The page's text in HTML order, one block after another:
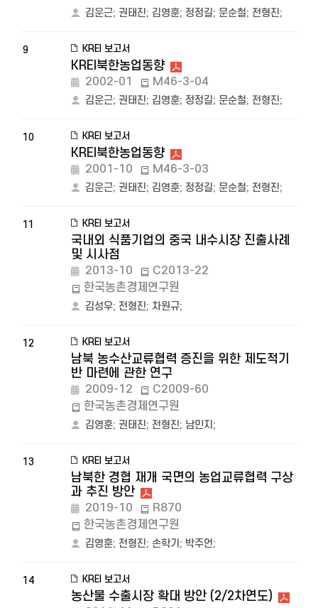
김운근; 권태진; 김영훈; 정정길; 문순철; 전형진;
9 KREI 보고서
KREI북한농업동향
2002-01 M46-3-04
김운근; 권태진; 김영훈; 정정길; 문순철; 전형진;
10 KREI 보고서
KREI북한농업동향
2001-10 M46-3-03
김운근; 권태진; 김영훈; 정정길; 문순철; 전형진;
11 KREI 보고서
국내외 식품기업의 중국 내수시장 진출사례
및 시사점
2013-10
C2013-22
한국농촌경제연구원
김성우; 전형진; 차원규;
12 KREI 보고서
남북 농수산교류협력 증진을 위한 제도적기
반 마련에 관한 연구
2009-12
C2009-60
한국농촌경제연구원
김영훈; 권태진; 전형진; 남민지 ;
13 KREI 보고서
남북한 경협 재개 국면의 농업교류협력 구상
과 추진 방안
2019-10
R870
한국농촌경제연구원
김영훈; 전형진; 손학기 ; 박주언;
14 KREI 보고서
농산물 수출시장 확대 방안 (2/2차연도)